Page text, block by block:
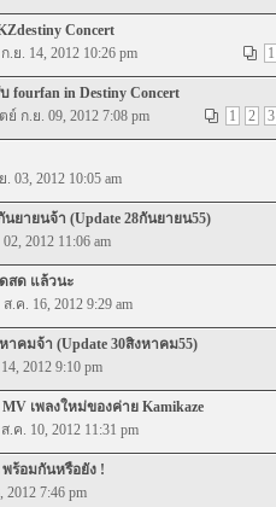
Concert
1
.ย. 14, 2012 10:26 pm
fourfan in Destiny Concert
1
2 3
ย์ ก.ย. 09, 2012 7:08 pm
03, 2012 10:05 am
ยายนจ้า (Update 28กันยายน55)
2012 11:06 am
สด แล้วนะ
.ค. 16, 2012 9:29 am
าคมจ้า (Update 30สิงหาคม55)
2012 9:10 pm
เพลงใหม่ของค่าย Kamikaze
.ค. 10, 2012 11:31 pm
ร้อมกันหรือยัง !
7:46 pm